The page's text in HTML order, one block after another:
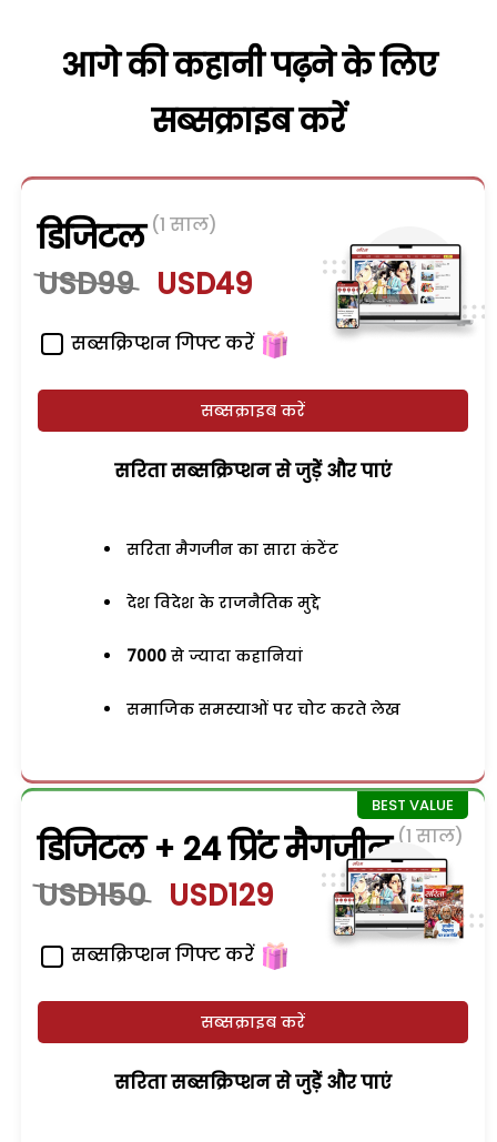
आगे की कहानी पढ़ने के लिए
सब्सक्राइब करें
डिजिटल (1 साल)
USD99 USD49
सब्सक्रिप्शन गिफ्ट करें
सब्सक्राइब करें
सरिता सब्सक्रिप्शन से जुड़ेें और पाएं
सरिता मैगजीन का सारा कंटेंट
देश विदेश के राजनैतिक मुद्दे
7000 से ज्यादा कहानियां
समाजिक समस्याओं पर चोट करते लेख
डिजिटल + 24 प्रिंट मैगजीन (1 साल)
USD150 USD129
सब्सक्रिप्शन गिफ्ट करें
सब्सक्राइब करें
सरिता सब्सक्रिप्शन से जुड़ेें और पाएं